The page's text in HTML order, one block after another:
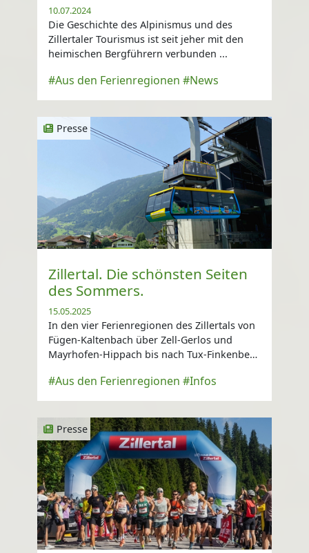
10.07.2024
Die Geschichte des Alpinismus und des
Zillertaler Tourismus ist seit jeher mit den
heimischen Bergführern verbunden ...
#Aus den Ferienregionen #News
Presse
Zillertal. Die schönsten Seiten
des Sommers.
15.05.2025
In den vier Ferienregionen des Zillertals von
Fügen-Kaltenbach über Zell-Gerlos und
Mayrhofen-Hippach bis nach Tux-Finkenberg
#Aus den Ferienregionen #Infos
Presse